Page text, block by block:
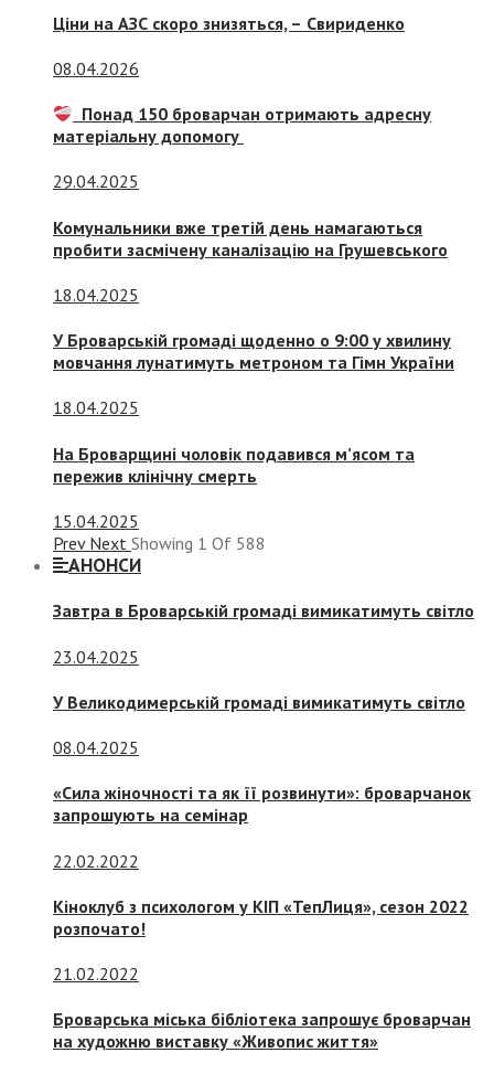
Ціни на АЗС скоро знизяться, – Свириденко
08.04.2026
Понад 150 броварчан отримають адресну
матеріальну допомогу
29.04.2025
Комунальники вже третій день намагаються
пробити засмічену каналізацію на Грушевського
18.04.2025
У Броварській громаді щоденно о 9:00 у хвилину
мовчання лунатимуть метроном та Гімн України
18.04.2025
На Броварщині чоловік подавився м’ясом та
пережив клінічну смерть
15.04.2025
Prev Next Showing 1 Of 588
АНОНСИ
Завтра в Броварській громаді вимикатимуть світло
23.04.2025
У Великодимерській громаді вимикатимуть світло
08.04.2025
«Сила жіночності та як її розвинути»: броварчанок
запрошують на семінар
22.02.2022
Кіноклуб з психологом у КІП «ТепЛиця», сезон 2022
розпочато!
21.02.2022
Броварська міська бібліотека запрошує броварчан
на художню виставку «Живопис життя»